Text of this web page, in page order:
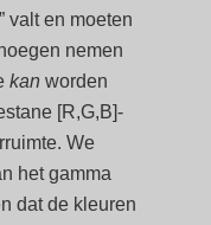
valt en moeten
nemen
kan worden
[R,G,B]-
We
het gamma
dat de kleuren